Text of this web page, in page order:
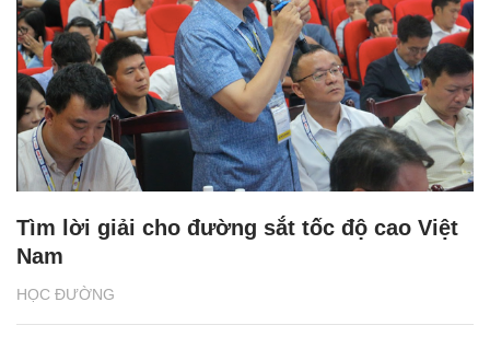
HỌC ĐƯỜNG
Tìm lời giải cho đường sắt tốc độ cao Việt
Nam